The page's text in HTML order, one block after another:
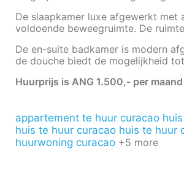
De slaapkamer luxe afgewerkt
voldoende beweegruimte. De
De en-suite badkamer is modern
de douche biedt de mogelijkheid
Huurprijs is ANG 1.500,- per maand
appartement te huur curacao
huis te huur curacao huis te huur
huurwoning curacao +5 more